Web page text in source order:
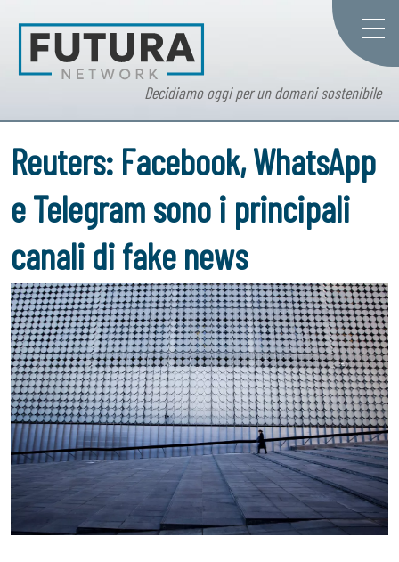
Decidiamo oggi per un domani sostenibile
Reuters: Facebook, WhatsApp
e Telegram sono i principali
canali di fake news